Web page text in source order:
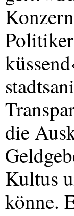
die
Kultus
könne.